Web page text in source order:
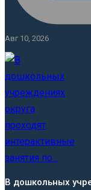
Авг 10, 2026
В дошкольных